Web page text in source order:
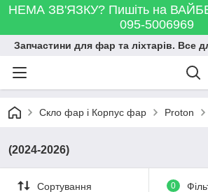
НЕМА ЗВ'ЯЗКУ? Пишіть на
095-5006969
Запчастини для фар та ліхтарів. Все
Скло фар і Корпус фар Proton
(2024-2026)
Сортування 0